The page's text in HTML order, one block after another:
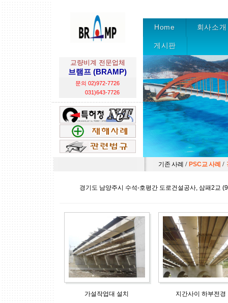
Home 회사소개
게시판
교량비계 전문업체
브램프 (BRAMP)
문의 02)972-7726
031)643-7726
기존 사례 /PSC교 사례 /
경기도 남양주시 수석-호평간 도로건설공사, 삼패2교
가설작업대 설치 지간사이 하부전경